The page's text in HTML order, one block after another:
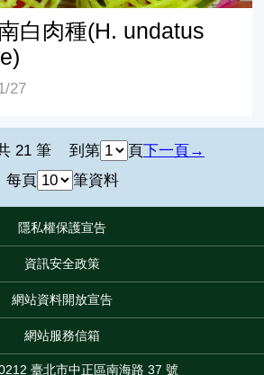
白肉種(H. undatus
27
21 筆 到第 頁下一頁
每頁
筆資料
隱私權保護宣告
資訊安全政策
網站資料開放宣告
網站服務信箱
臺北市中正區南海路 37 號